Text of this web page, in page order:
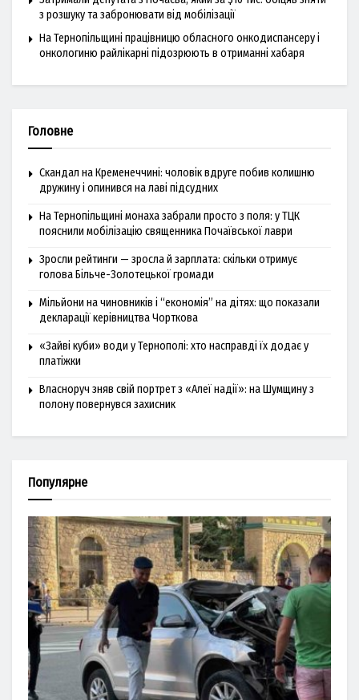
з розшуку та забронювати від мобілізації
На Тернопільщині працівницю обласного онкодиспансеру і
онкологиню райлікарні підозрюють в отриманні хабаря
Головне
Скандал на Кременеччині: чоловік вдруге побив колишню
дружину і опинився на лаві підсудних
На Тернопільщині монаха забрали просто з поля: у ТЦК
пояснили мобілізацію священника Почаївської лаври
Зросли рейтинги — зросла й зарплата: скільки отримує
голова Більче-Золотецької громади
Мільйони на чиновників і “економія” на дітях: що показали
декларації керівництва Чорткова
«Зайві куби» води у Тернополі: хто насправді їх додає у
платіжки
Власноруч зняв свій портрет з «Алеї надії»: на Шумщину з
полону повернувся захисник
Популярне